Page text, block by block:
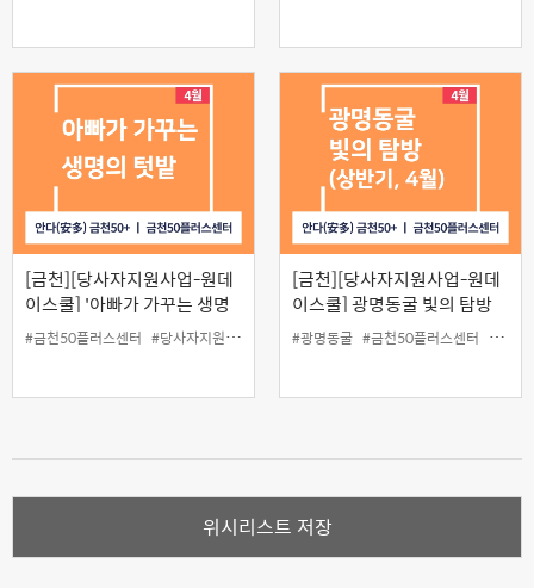
[금천][당사자지원사업-원데
이스쿨] '아빠가 가꾸는 생명
의 텃밭'
#금천50플러스센터 #당사자지원 #원데이스쿨 #텃밭
[금천][당사자지원사업-원데
이스쿨] 광명동굴 빛의 탐방
(상반기, 4월)
#광명동굴 #금천50플러스센터 #당사
위시리스트 저장